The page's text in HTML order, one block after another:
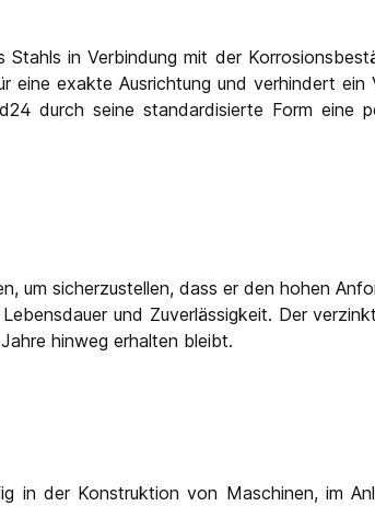
in Verbindung mit der
exakte Ausrichtung und verhindert ein
durch seine standardisierte Form eine
sicherzustellen, dass er den hohen
und Zuverlässigkeit. Der
hinweg erhalten bleibt.
in der Konstruktion von Maschinen, im